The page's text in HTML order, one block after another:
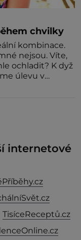
chvilky
kombinace.
nejsou. Víte,
ochladit? K dyž
úlevu v
internetové
TisíceReceptů.cz